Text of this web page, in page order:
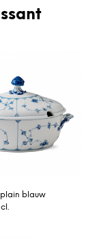
plain blauw